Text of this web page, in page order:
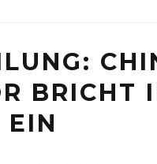
BRICHT
EIN